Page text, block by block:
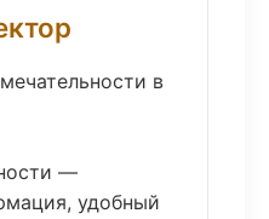
в
—
удобный